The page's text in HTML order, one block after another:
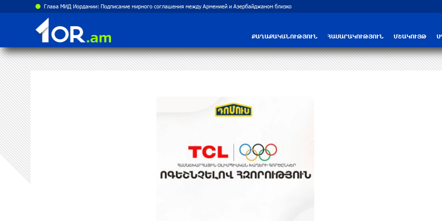
Глава МИД Иордании: Подписание мирного соглашения между Арменией и Азербайджаном близко
ՔԱՂԱՔԱԿԱՆՈՒԹՅՈՒՆ ՀԱՍԱՐԱԿՈՒԹՅՈՒՆ ՄՇԱԿՈՒՅԹ